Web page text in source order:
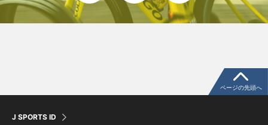
J SPORTS ID
ページの先頭へ